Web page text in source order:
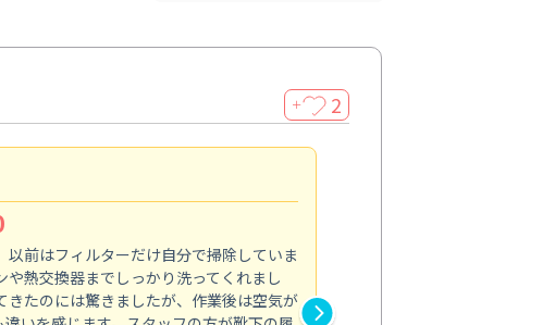
＋ 2
以前はフィルターだけ自分で掃除していま
や熱交換器までしっかり洗ってくれまし
きたのには驚きましたが、作業後は空気が